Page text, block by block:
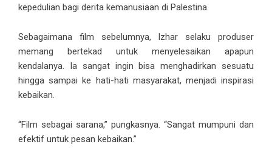
kepedulian bagi derita kemanusiaan di Palestina.
Sebagaimana film sebelumnya, Izhar selaku produser
memang bertekad untuk menyelesaikan apapun
kendalanya. Ia sangat ingin bisa menghadirkan sesuatu
hingga sampai ke hati-hati masyarakat, menjadi inspirasi
kebaikan.
“Film sebagai sarana,” pungkasnya. “Sangat mumpuni dan
efektif untuk pesan kebaikan.”